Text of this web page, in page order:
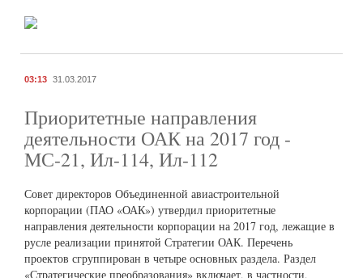
03:13 31.03.2017
Приоритетные направления
деятельности ОАК на 2017 год -
МС-21, Ил-114, Ил-112
Совет директоров Объединенной авиастроительной
корпорации (ПАО «ОАК») утвердил приоритетные
направления деятельности корпорации на 2017 год, лежащие в
русле реализации принятой Стратегии ОАК. Перечень
проектов сгруппирован в четыре основных раздела. Раздел
«Стратегические преобразования» включает, в частности,